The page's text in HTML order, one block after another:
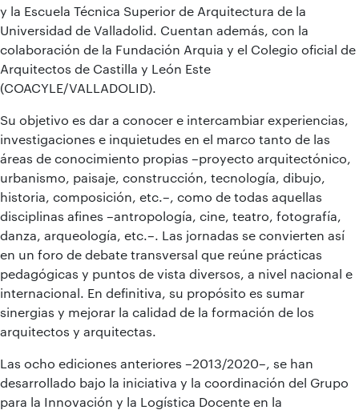
y la Escuela Técnica Superior de Arquitectura de la
Universidad de Valladolid. Cuentan además, con la
colaboración de la Fundación Arquia y el Colegio oficial de
Arquitectos de Castilla y León Este
(COACYLE/VALLADOLID).
Su objetivo es dar a conocer e intercambiar experiencias,
investigaciones e inquietudes en el marco tanto de las
áreas de conocimiento propias –proyecto arquitectónico,
urbanismo, paisaje, construcción, tecnología, dibujo,
historia, composición, etc.–, como de todas aquellas
disciplinas afines –antropología, cine, teatro, fotografía,
danza, arqueología, etc.–. Las jornadas se convierten así
en un foro de debate transversal que reúne prácticas
pedagógicas y puntos de vista diversos, a nivel nacional e
internacional. En definitiva, su propósito es sumar
sinergias y mejorar la calidad de la formación de los
arquitectos y arquitectas.
Las ocho ediciones anteriores –2013/2020–, se han
desarrollado bajo la iniciativa y la coordinación del Grupo
para la Innovación y la Logística Docente en la